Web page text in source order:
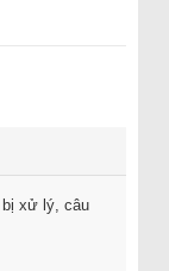
bị xử lý, câu